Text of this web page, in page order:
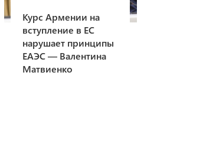
Курс Армении на
вступление в ЕС
нарушает принципы
ЕАЭС — Валентина
Матвиенко